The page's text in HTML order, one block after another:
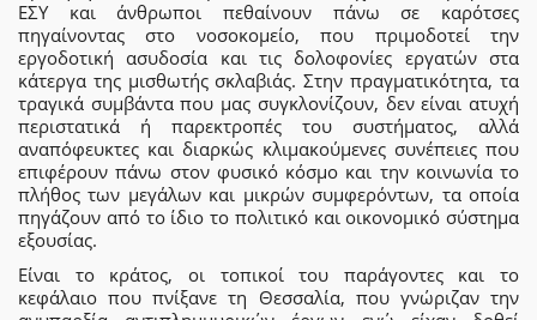
ΕΣΥ και άνθρωποι πεθαίνουν πάνω σε καρότσες
πηγαίνοντας στο νοσοκομείο, που πριμοδοτεί την
εργοδοτική ασυδοσία και τις δολοφονίες εργατών στα
κάτεργα της μισθωτής σκλαβιάς. Στην πραγματικότητα, τα
τραγικά συμβάντα που μας συγκλονίζουν, δεν είναι ατυχή
περιστατικά ή παρεκτροπές του συστήματος, αλλά
αναπόφευκτες και διαρκώς κλιμακούμενες συνέπειες που
επιφέρουν πάνω στον φυσικό κόσμο και την κοινωνία το
πλήθος των μεγάλων και μικρών συμφερόντων, τα οποία
πηγάζουν από το ίδιο το πολιτικό και οικονομικό σύστημα
εξουσίας.
Είναι το κράτος, οι τοπικοί του παράγοντες και το
κεφάλαιο που πνίξανε τη Θεσσαλία, που γνώριζαν την